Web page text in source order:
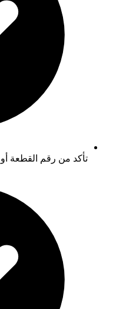
تأكد من رقم القطعة